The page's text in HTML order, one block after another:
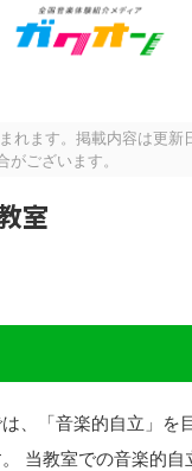
れます。掲載内容は更新
がございます。
室
、「音楽的自立」を
。 当教室での音楽的